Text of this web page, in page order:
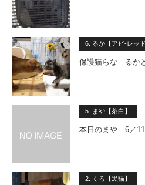
6. るか【アビ-レッド
保護猫らな るか
5. まや【茶白】
本日のまや 6／11
2. くろ【黒猫】